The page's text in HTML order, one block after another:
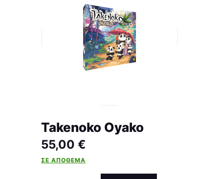
Takenoko Oyako
55,00 €
ΣΕ ΑΠΌΘΕΜΑ